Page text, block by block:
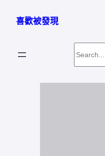
喜歡被發現